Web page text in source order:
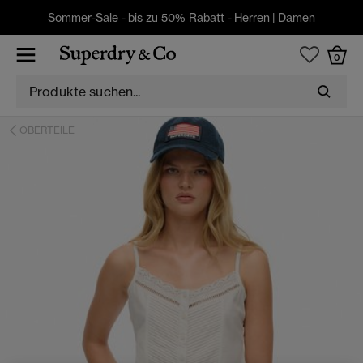
Sommer-Sale - bis zu 50% Rabatt - Herren | Damen
0
OBERTEILE